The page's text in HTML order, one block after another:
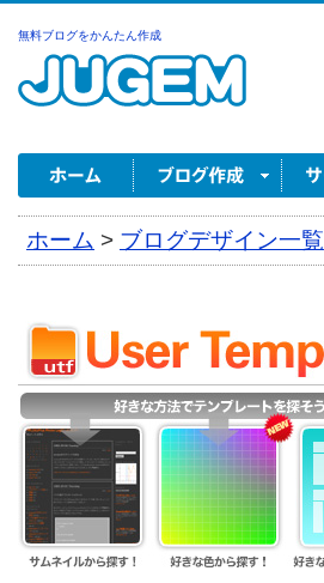
無料ブログをかんたん作成
ホーム > ブログデザイン一覧